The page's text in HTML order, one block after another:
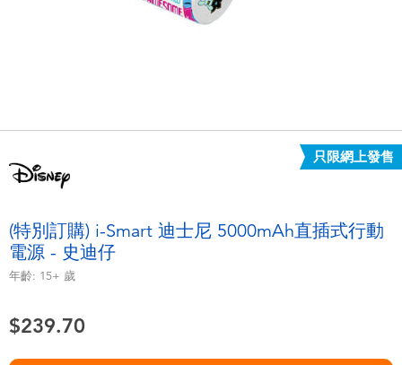
派對用品
角色扮演及造型系列
Tomica多美
Globber高樂寶
只限網上發售
(特別訂購) i-Smart 迪士尼 5000mAh直插式行動
電源 - 史迪仔
年齡: 15+ 歲
$239.70